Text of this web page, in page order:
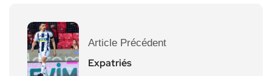
Article Précédent
Expatriés